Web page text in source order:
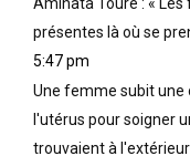
Aminata Touré : «
présentes là où se
5:47 pm
Une femme subit une
l'utérus pour soigner
trouvaient à